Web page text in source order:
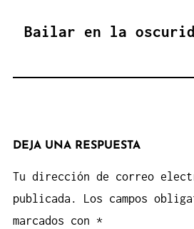
Bailar en la
DEJA UNA RESPUESTA
Tu dirección de correo
publicada.
Los campos
marcados con *